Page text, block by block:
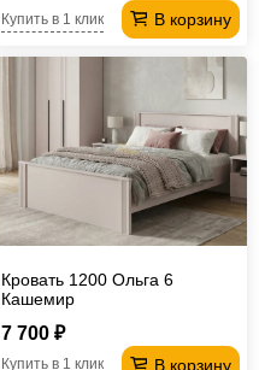
В корзину
Купить в 1 клик
Кровать 1200 Ольга 6
Кашемир
7 700 ₽
В корзину
Купить в 1 клик